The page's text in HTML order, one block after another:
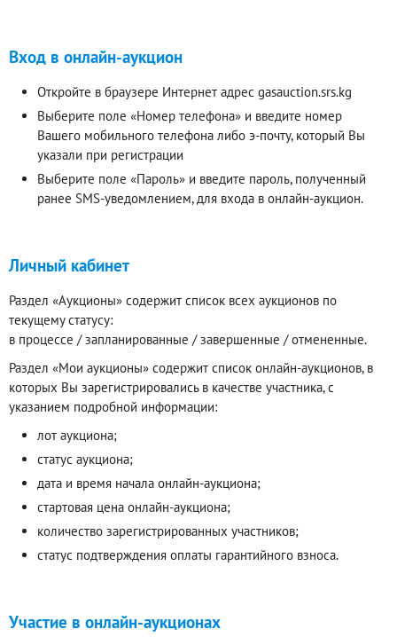
Вход в онлайн-аукцион
Откройте в браузере Интернет адрес gasauction.srs.kg
Выберите поле «Номер телефона» и введите номер
Вашего мобильного телефона либо э-почту, который Вы
указали при регистрации
Выберите поле «Пароль» и введите пароль, полученный
ранее SMS-уведомлением, для входа в онлайн-аукцион.
Личный кабинет
Раздел «Аукционы» содержит список всех аукционов по
текущему статусу:
в процессе / запланированные / завершенные / отмененные.
Раздел «Мои аукционы» содержит список онлайн-аукционов, в
которых Вы зарегистрировались в качестве участника, с
указанием подробной информации:
лот аукциона;
статус аукциона;
дата и время начала онлайн-аукциона;
стартовая цена онлайн-аукциона;
количество зарегистрированных участников;
статус подтверждения оплаты гарантийного взноса.
Участие в онлайн-аукционах